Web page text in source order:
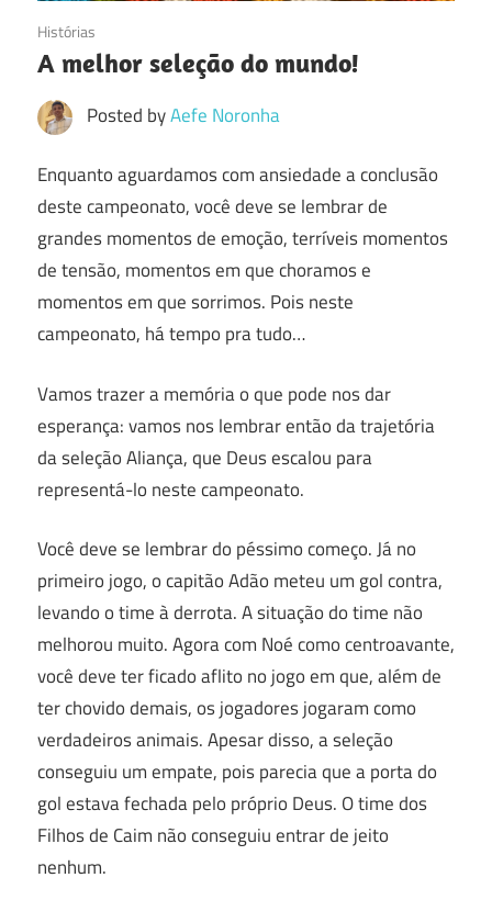
27/11/2022
Histórias
A melhor seleção do mundo!
Posted byAefe Noronha
Enquanto aguardamos com ansiedade a conclusão
deste campeonato, você deve se lembrar de
grandes momentos de emoção, terríveis momentos
de tensão, momentos em que choramos e
momentos em que sorrimos. Pois neste
campeonato, há tempo pra tudo…
Vamos trazer a memória o que pode nos dar
esperança: vamos nos lembrar então da trajetória
da seleção Aliança, que Deus escalou para
representá-lo neste campeonato.
Você deve se lembrar do péssimo começo. Já no
primeiro jogo, o capitão Adão meteu um gol contra,
levando o time à derrota. A situação do time não
melhorou muito. Agora com Noé como centroavante,
você deve ter ficado aflito no jogo em que, além de
ter chovido demais, os jogadores jogaram como
verdadeiros animais. Apesar disso, a seleção
conseguiu um empate, pois parecia que a porta do
gol estava fechada pelo próprio Deus. O time dos
Filhos de Caim não conseguiu entrar de jeito
nenhum.